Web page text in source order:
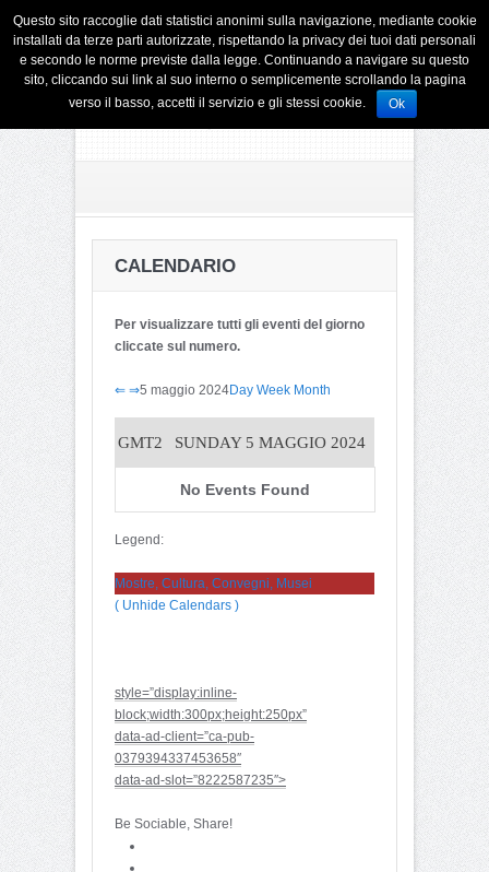
CALENDARIO
Per visualizzare tutti gli eventi del giorno
cliccate sul numero.
⇐ ⇒5 maggio 2024Day Week Month
GMT2 SUNDAY 5 MAGGIO 2024
No Events Found
Legend:
Mostre, Cultura, Convegni, Musei
( Unhide Calendars )
style=”display:inline-
block;width:300px;height:250px”
data-ad-client=”ca-pub-
0379394337453658″
data-ad-slot=”8222587235″>
Be Sociable, Share!
Questo sito raccoglie dati statistici anonimi sulla navigazione, mediante cookie
installati da terze parti autorizzate, rispettando la privacy dei tuoi dati personali
e secondo le norme previste dalla legge. Continuando a navigare su questo
sito, cliccando sui link al suo interno o semplicemente scrollando la pagina
verso il basso, accetti il servizio e gli stessi cookie.
Ok